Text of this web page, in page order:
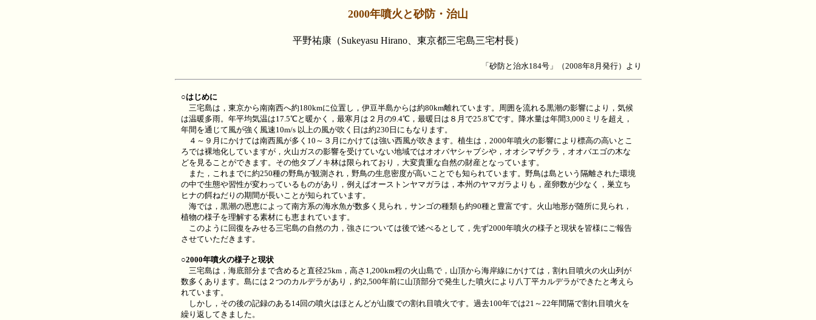
2000年噴火と砂防・治山
平野祐康（Sukeyasu Hirano、東京都三宅島三宅村長）
「砂防と治水184号」（2008年8月発行）より
○はじめに
三宅島は，東京から南南西へ約180kmに位置し，伊豆半島からは約80km離れています。周囲を流れる黒潮の影響により，気候
は温暖多雨。年平均気温は17.5℃と暖かく，最寒月は２月の9.4℃，最暖日は８月で25.8℃です。降水量は年間3,000ミリを超え，
年間を通じて風が強く風速10m/s 以上の風が吹く日は約230日にもなります。
４～９月にかけては南西風が多く10～３月にかけては強い西風が吹きます。植生は，2000年噴火の影響により標高の高いとこ
ろでは裸地化していますが，火山ガスの影響を受けていない地域ではオオバヤシャブシや，オオシマザクラ，オオバエゴの木な
どを見ることができます。その他タブノキ林は限られており，大変貴重な自然の財産となっています。
また，これまでに約250種の野鳥が観測され，野鳥の生息密度が高いことでも知られています。野鳥は島という隔離された環境
の中で生態や習性が変わっているものがあり，例えばオーストンヤマガラは，本州のヤマガラよりも，産卵数が少なく，巣立ち
ヒナの餌ねだりの期間が長いことが知られています。
海では，黒潮の恩恵によって南方系の海水魚が数多く見られ，サンゴの種類も約90種と豊富です。火山地形が随所に見られ，
植物の様子を理解する素材にも恵まれています。
このように回復をみせる三宅島の自然の力，強さについては後で述べるとして，先ず2000年噴火の様子と現状を皆様にご報告
させていただきます。
○2000年噴火の様子と現状
三宅島は，海底部分まで含めると直径25km，高さ1,200km程の火山島で，山頂から海岸線にかけては，割れ目噴火の火山列が
数多くあります。島には２つのカルデラがあり，約2,500年前に山頂部分で発生した噴火により八丁平カルデラができたと考えら
れています。
しかし，その後の記録のある14回の噴火はほとんどが山腹での割れ目噴火です。過去100年では21～22年間隔で割れ目噴火を
繰り返してきました。